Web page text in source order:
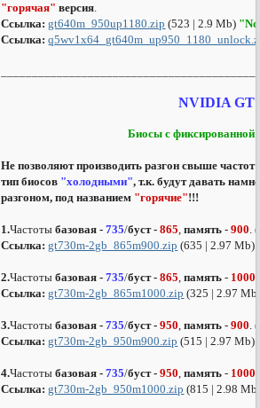
"горячая" версия.
Ссылка: gt640m_950up1180.zip (523 | 2.9 Mb)
Ссылка:
NVIDIA
Биосы с фиксированной
Не позволяют производить разгон свыше
тип биосов "холодными", т.к. будут давать
разгоном, под названием "горячие"!!!
1.Частотыбазовая -735/буст -865,память -900. (
Ссылка: gt730m-2gb_865m900.zip (635 | 2.97 Mb)
2.Частотыбазовая -735/буст -865,память- 1000
Ссылка: gt730m-2gb_865m1000.zip (325 | 2.97
3.Частотыбазовая -735/буст -950,память -900. (
Ссылка: gt730m-2gb_950m900.zip (515 | 2.97 Mb)
4.Частотыбазовая -735/буст -950,память - 1000
Ссылка: gt730m-2gb_950m1000.zip (815 | 2.98